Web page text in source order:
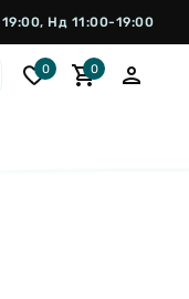
Нд 11:00-19:00
0 0